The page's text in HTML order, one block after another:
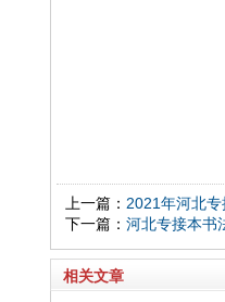
上一篇： 2021年河北
下一篇： 河北专接本书
相关文章